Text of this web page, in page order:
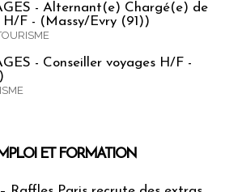
- Alternant(e) Chargé(e) de
H/F - (Massy/Evry (91))
- Conseiller voyages H/F -
ET FORMATION